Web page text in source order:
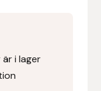
i lager